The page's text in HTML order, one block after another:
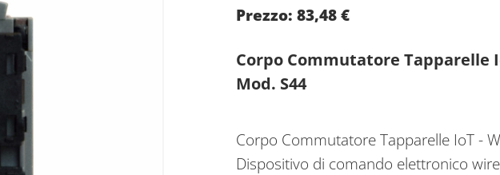
Prezzo: 83,48€
Corpo Commutatore Tapparelle
Mod. S44
Corpo Commutatore Tapparelle IoT -
Dispositivo di comando elettronico